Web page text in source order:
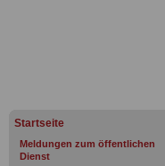
Startseite
Meldungen zum öffentlichen
Dienst